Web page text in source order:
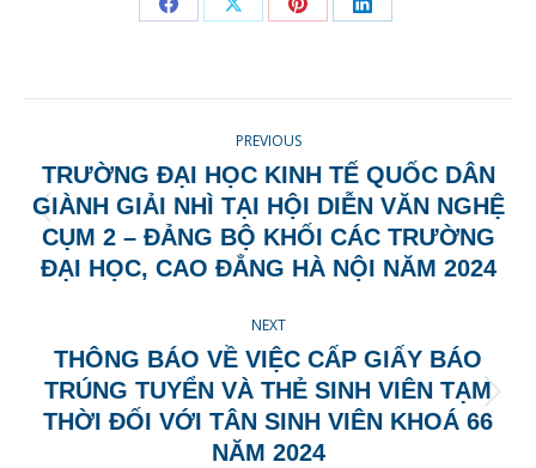
Share
Facebook
Share
X
Share
Pinterest
Share
LinkedIn
NAVIGATION
PREVIOUS
Previous
post:
TRƯỜNG ĐẠI HỌC KINH TẾ QUỐC DÂN
GIÀNH GIẢI NHÌ TẠI HỘI DIỄN VĂN NGHỆ
CỤM 2 – ĐẢNG BỘ KHỐI CÁC TRƯỜNG
ĐẠI HỌC, CAO ĐẲNG HÀ NỘI NĂM 2024
NEXT
Next
post:
THÔNG BÁO VỀ VIỆC CẤP GIẤY BÁO
TRÚNG TUYỂN VÀ THẺ SINH VIÊN TẠM
THỜI ĐỐI VỚI TÂN SINH VIÊN KHOÁ 66
NĂM 2024